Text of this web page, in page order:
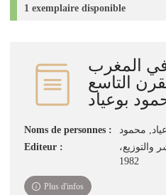
1 exemplaire disponible
المغرب
التاسع
Noms de personnes :
محمود
Editeur :
والتوزيع،
1982
Plus d'infos